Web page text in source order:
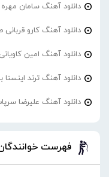
دانلود آهنگ سامان مهره
دانلود آهنگ کارو
دانلود آهنگ امین
دانلود آهنگ ترند اینستا
دانلود آهنگ علیرضا
فهرست